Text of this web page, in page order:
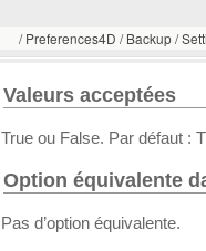
/ Preferences4D / Backup /
Valeurs acceptées
True ou False. Par défaut :
Option équivalente
Pas d’option équivalente.